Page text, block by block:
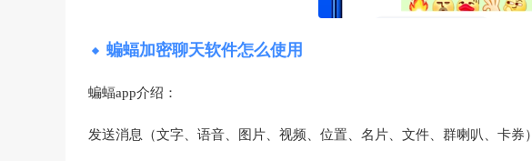
蝙蝠加密聊天软件怎么使用
蝙蝠app介绍：
发送消息（文字、语音、图片、视频、位置、名片、文件、群喇叭、卡券）